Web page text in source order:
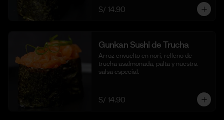
S/ 14.90
Gunkan Sushi de Trucha
Arroz envuelto en nori, relleno de
trucha asalmonada, palta y nuestra
salsa especial.
S/ 14.90